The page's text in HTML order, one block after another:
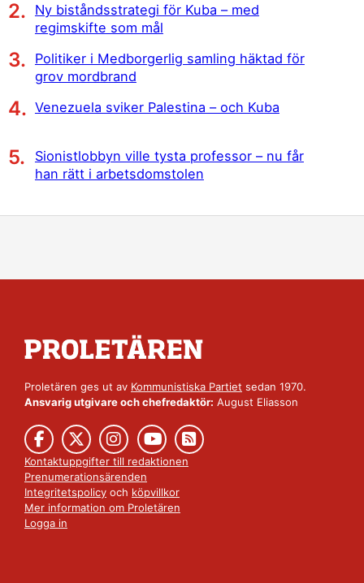
Ny biståndsstrategi för Kuba – med
regimskifte som mål
Politiker i Medborgerlig samling häktad för
grov mordbrand
Venezuela sviker Palestina – och Kuba
Sionistlobbyn ville tysta professor – nu får
han rätt i arbetsdomstolen
Proletären ges ut av Kommunistiska Partiet sedan 1970.
Ansvarig utgivare och chefredaktör: August Eliasson
Kontaktuppgifter till redaktionen
Prenumerationsärenden
Integritetspolicy och köpvillkor
Mer information om Proletären
Logga in